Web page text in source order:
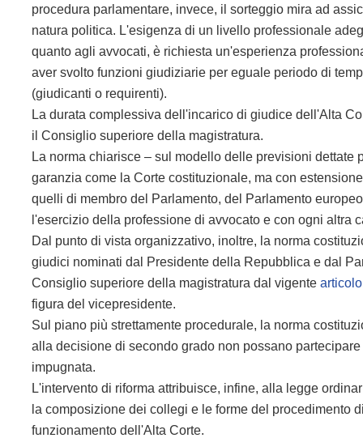
procedura parlamentare, invece, il sorteggio mira ad
natura politica. L'esigenza di un livello professionale
quanto agli avvocati, è richiesta un'esperienza
aver svolto funzioni giudiziarie per eguale periodo di
(giudicanti o requirenti).
La durata complessiva dell'incarico di giudice dell'Alta
il Consiglio superiore della magistratura.
La norma chiarisce – sul modello delle previsioni
garanzia come la Corte costituzionale, ma con
quelli di membro del Parlamento, del Parlamento
l'esercizio della professione di avvocato e con ogni altra
Dal punto di vista organizzativo, inoltre, la norma
giudici nominati dal Presidente della Repubblica e dal
Consiglio superiore della magistratura dal vigente
figura del vicepresidente.
Sul piano più strettamente procedurale, la norma
alla decisione di secondo grado non possano
impugnata.
L'intervento di riforma attribuisce, infine, alla legge
la composizione dei collegi e le forme del procedimento
funzionamento dell'Alta Corte.